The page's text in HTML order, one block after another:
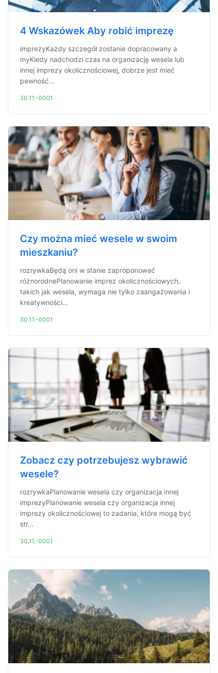
4 Wskazówek Aby robić imprezę
imprezyKażdy szczegół zostanie dopracowany a
myKiedy nadchodzi czas na organizację wesela lub
innej imprezy okolicznościowej, dobrze jest mieć
pewność...
30.11.-0001
Czy można mieć wesele w swoim
mieszkaniu?
rozrywkaBędą oni w stanie zaproponować
różnorodnePlanowanie imprez okolicznościowych,
takich jak wesela, wymaga nie tylko zaangażowania i
kreatywności...
30.11.-0001
Zobacz czy potrzebujesz wybrawić
wesele?
rozrywkaPlanowanie wesela czy organizacja innej
imprezyPlanowanie wesela czy organizacja innej
imprezy okolicznościowej to zadania, które mogą być
str...
30.11.-0001